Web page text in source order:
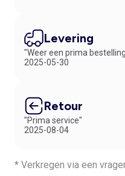
Levering
"Weer een prima
2025-05-30
Retour
"Prima service"
2025-08-04
* Verkregen via een